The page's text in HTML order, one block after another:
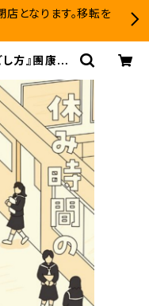
となります。移転を
し方』團康晃